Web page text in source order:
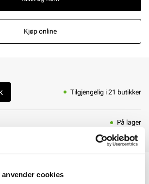
cookies
Kjøp online
Tilgjengelig i 21 butikker
På lager
Klikk og hent innen 30 minutter